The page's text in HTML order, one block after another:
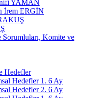
YAMAN
İrem ERGİN
Komite ve
Hedefler
Hedefler 1. 6 Ay
Hedefler 2. 6 Ay